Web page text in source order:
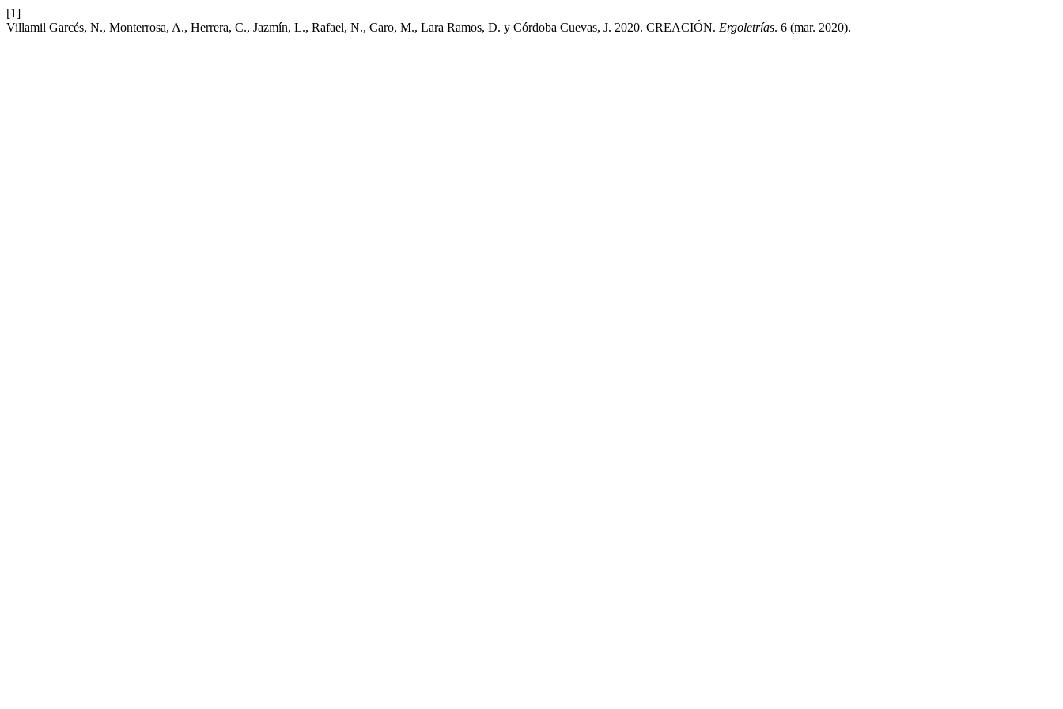
[1]
Villamil Garcés, N., Monterrosa, A., Herrera, C., Jazmín, L., Rafael, N., Caro, M., Lara Ramos, D. y Córdoba Cuevas, J. 2020. CREACIÓN. Ergoletrías. 6 (mar. 2020).